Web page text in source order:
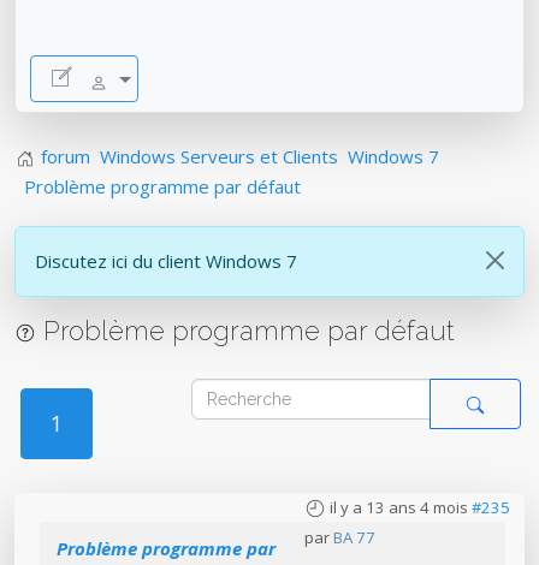
forum Windows Serveurs et Clients Windows 7
Problème programme par défaut
Discutez ici du client Windows 7
Problème programme par défaut
1
il y a 13 ans 4 mois #235
par BA 77
Problème programme par